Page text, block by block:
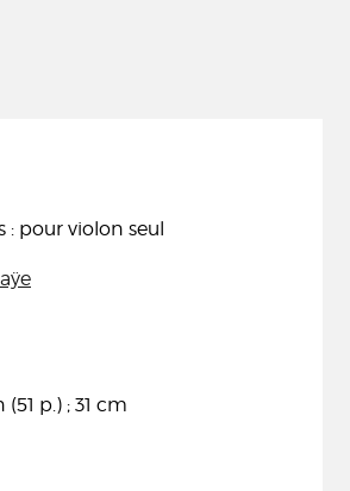
: pour violon seul
(51 p.) ; 31 cm